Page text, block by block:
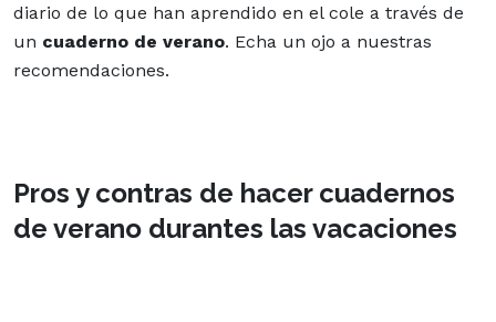
diario de lo que han aprendido en el cole a través de
un cuaderno de verano. Echa un ojo a nuestras
recomendaciones.
Pros y contras de hacer cuadernos
de verano durantes las vacaciones